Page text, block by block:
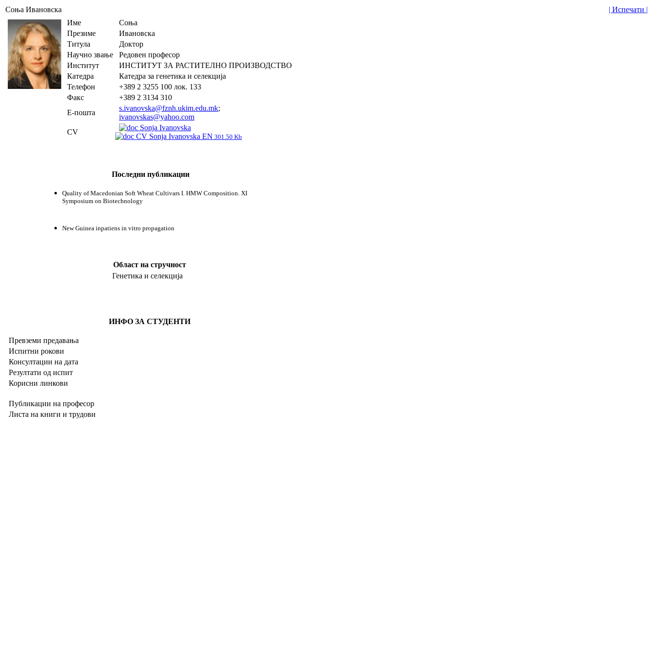
Соња Ивановска
| Испечати |
Име
Соња
Презиме
Ивановска
Титула
Доктор
Научно звање
Редовен професор
Институт
ИНСТИТУТ ЗА РАСТИТЕЛНО ПРОИЗВОДСТВО
Катедра
Катедра за генетика и селекција
Телефон
+389 2 3255 100 лок. 133
Факс
+389 2 3134 310
Е-пошта
s.ivanovska@fznh.ukim.edu.mk;
ivanovskas@yahoo.com
CV
Sonja Ivanovska
CV Sonja Ivanovska EN 301.50 Kb
Последни публикации
Quality of Macedonian Soft Wheat Cultivars I. HMW Composition. XI
Symposium on Biotechnology
New Guinea inpatiens in vitro propagation
Област на стручност
Генетика и селекција
ИНФО ЗА СТУДЕНТИ
Превземи предавања
Испитни рокови
Консултации на дата
Резултати од испит
Корисни линкови
Публикации на професор
Листа на книги и трудови